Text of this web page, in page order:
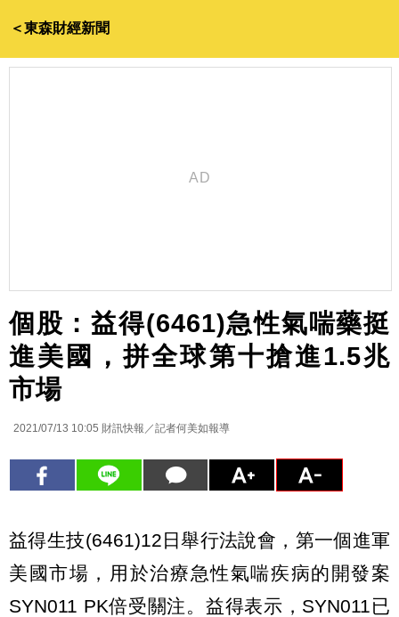
＜東森財經新聞
個股：益得(6461)急性氣喘藥挺
進美國，拼全球第十搶進1.5兆
市場
2021/07/13 10:05 財訊快報／記者何美如報導
益得生技(6461)12日舉行法說會，第一個進軍
美國市場，用於治療急性氣喘疾病的開發案
SYN011 PK倍受關注。益得表示，SYN011已